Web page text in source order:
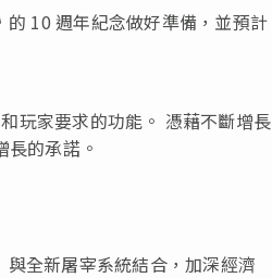
的 10 週年紀念做好準備，並預計
玩家要求的功能。 憑藉不斷增長
的承諾。
全新屠宰系統結合，加深經濟